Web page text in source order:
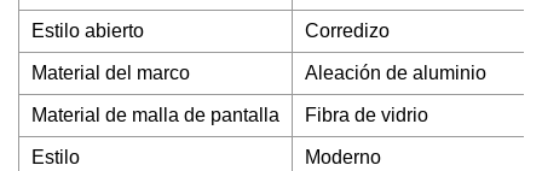
Estilo abierto Corredizo
Material del marco Aleación de aluminio
Material de malla de pantalla Fibra de vidrio
Estilo Moderno